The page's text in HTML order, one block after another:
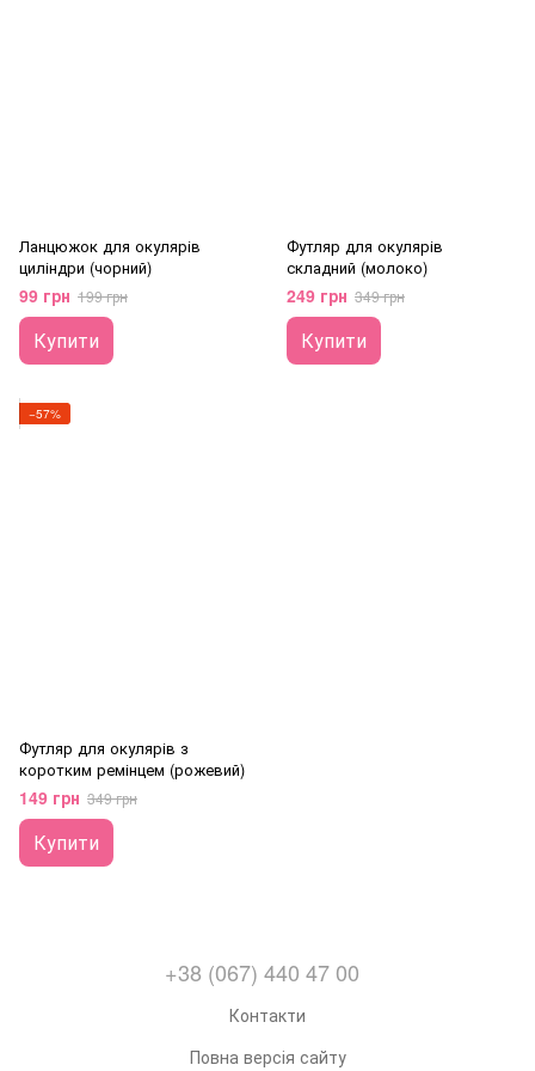
Ланцюжок для окулярів
циліндри (чорний)
99 грн 199 грн
Купити
Футляр для окулярів
складний (молоко)
249 грн 349 грн
Купити
−57%
Футляр для окулярів з
коротким ремінцем (рожевий)
149 грн 349 грн
Купити
+38 (067) 440 47 00
Контакти
Повна версія сайту